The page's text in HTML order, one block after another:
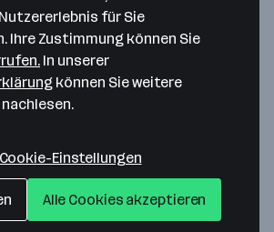
Straße 7/3/26
berechnen
für Sie
Ihre Zustimmung können Sie
In unserer
können Sie weitere
Cookie-Einstellungen
Alle Cookies akzeptieren